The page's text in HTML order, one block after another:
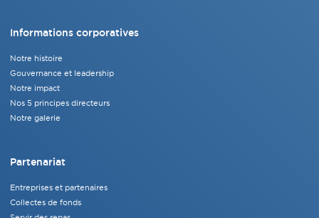
Informations corporatives
Notre histoire
Gouvernance et leadership
Notre impact
Nos 5 principes directeurs
Notre galerie
Partenariat
Entreprises et partenaires
Collectes de fonds